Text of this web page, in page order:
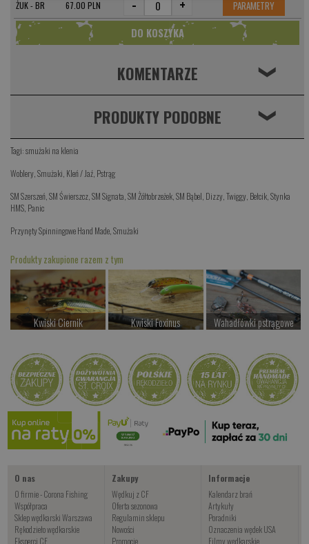
ŻUK - BR
67.00 PLN - + PARAMETRY
KOMENTARZE ❮
PRODUKTY PODOBNE ❮
Tagi:smużaki na klenia
Woblery ,Smużaki Kleń / Jaź Pstrąg
SM Szerszeń ,SM Świerszcz ,SM Signata ,SM Żółtobrzeżek ,SM Bąbel Dizzy ,Twiggy Bełcik ,Stynka
HMS Panic
Przynęty Spinningowe Hand Made ,Smużaki
Produkty zakupione razem z tym
Kwiski Ciernik
Kup teraz >
Kwiski Foxinus
Kup teraz >
Wahadłówki pstrągowe
Kup teraz >
Wahadłówki okoniowe
od 22.00 PLN
Kup teraz >
O nas
O firmie - Corona Fishing
Współpraca
Sklep wędkarski Warszawa
Rękodzieło wędkarskie
Eksperci CF
Zakupy
Wędkuj z CF
Oferta sezonowa
Regulamin sklepu
Nowości
Promocje
Informacje
Kalendarz brań
Artykuły
Poradniki
Oznaczenia wędek USA
Filmy wędkarskie